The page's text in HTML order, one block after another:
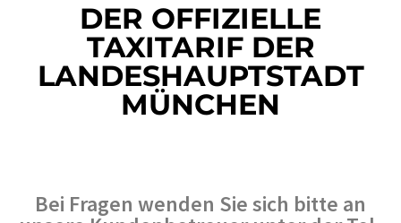
DER OFFIZIELLE
TAXITARIF DER
LANDESHAUPTSTADT
MÜNCHEN
Bei Fragen wenden Sie sich bitte an